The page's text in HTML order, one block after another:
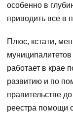
особенно в
приводить все в
Плюс, кстати,
работает в крае
развитию и по
правительстве
реестра помощи